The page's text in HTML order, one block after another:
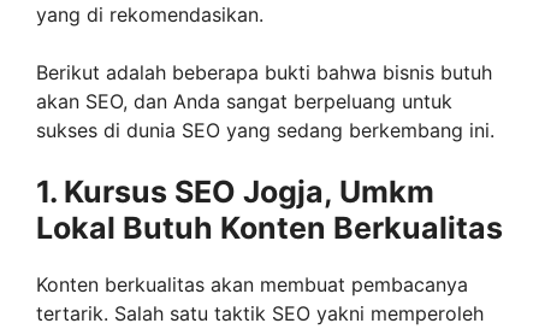
yang di rekomendasikan.
Berikut adalah beberapa bukti bahwa bisnis butuh
akan SEO, dan Anda sangat berpeluang untuk
sukses di dunia SEO yang sedang berkembang ini.
1. Kursus SEO Jogja, Umkm
Lokal Butuh Konten Berkualitas
Konten berkualitas akan membuat pembacanya
tertarik. Salah satu taktik SEO yakni memperoleh